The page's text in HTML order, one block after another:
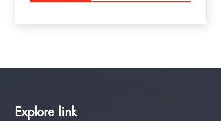
Explore link